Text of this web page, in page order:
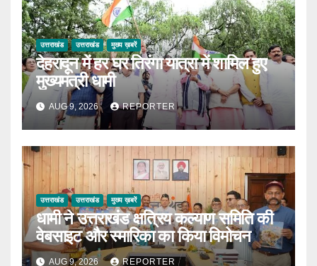
उत्तराखंड उत्तराखंड मुख्य ख़बरें
देहरादून में हर घर तिरंगा यात्रा में शामिल हुए
मुख्यमंत्री धामी
AUG 9, 2026 REPORTER
उत्तराखंड उत्तराखंड मुख्य ख़बरें
धामी ने उत्तराखंड क्षत्रिय कल्याण समिति की
वेबसाइट और स्मारिका का किया विमोचन
AUG 9, 2026 REPORTER